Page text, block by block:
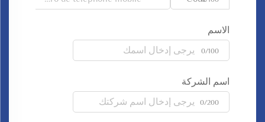
الاسم
0/100
اسم الشركة
0/200